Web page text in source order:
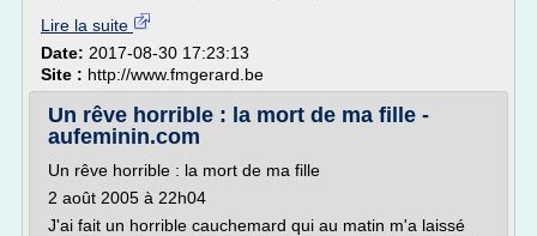
Lire la suite
Date: 2017-08-30 17:23:13
Site : http://www.fmgerard.be
Un rêve horrible : la mort de ma fille -
aufeminin.com
Un rêve horrible : la mort de ma fille
2 août 2005 à 22h04
J'ai fait un horrible cauchemard qui au matin m'a laissé